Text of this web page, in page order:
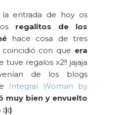
la entrada de hoy os
regalitos de los
hace cosa de tres
con que era
tuve regalos x2!! jajaja
de los blogs
Integral Woman by
muy bien y envuelto